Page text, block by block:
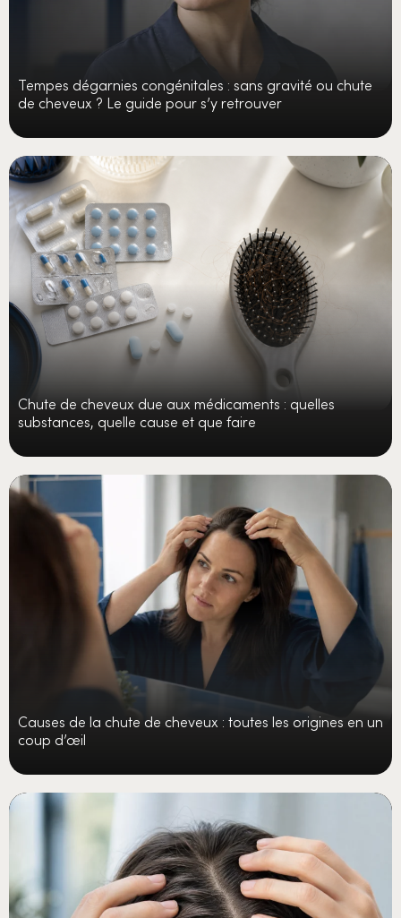
Tempes dégarnies congénitales : sans gravité ou chute
de cheveux ? Le guide pour s’y retrouver
Chute de cheveux due aux médicaments : quelles
substances, quelle cause et que faire
Causes de la chute de cheveux : toutes les origines en un
coup d’œil